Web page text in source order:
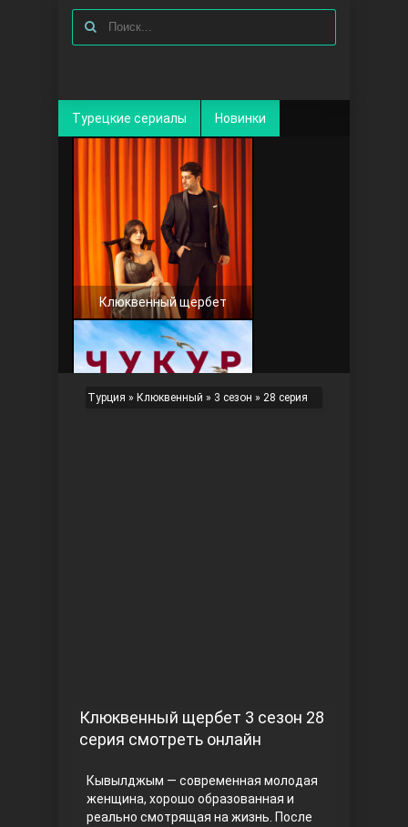
Турецкие сериалы Новинки
Клюквенный щербет
Турция » Клюквенный » 3 сезон » 28 серия
Клюквенный щербет 3 сезон 28
серия смотреть онлайн
Кывылджым — современная молодая
женщина, хорошо образованная и
реально смотрящая на жизнь. После